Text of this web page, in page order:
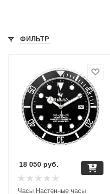
ФИЛЬТР
Часы Настенные часы
18 050 руб.